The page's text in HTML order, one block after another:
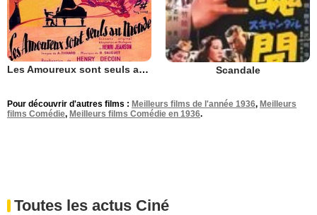
Les Amoureux sont seuls au monde Scandale
Pour découvrir d'autres films : Meilleurs films de l'année 1936, Meilleurs
films Comédie, Meilleurs films Comédie en 1936.
Toutes les actus Ciné